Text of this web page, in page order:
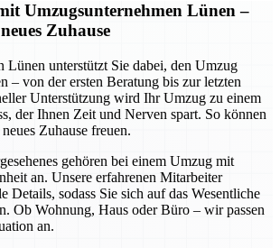
Umzugsunternehmen Lünen –
Zuhause
Lünen unterstützt Sie dabei, den Umzug
– von der ersten Beratung bis zur letzten
Unterstützung wird Ihr Umzug zu einem
der Ihnen Zeit und Nerven spart. So können
Zuhause freuen.
gehören bei einem Umzug mit
an. Unsere erfahrenen Mitarbeiter
Details, sodass Sie sich auf das Wesentliche
Ob Wohnung, Haus oder Büro – wir passen
an.